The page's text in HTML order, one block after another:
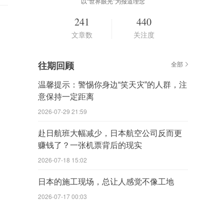
以“世界眼光”为报道理念
241
文章数
440
关注度
往期回顾 全部
温馨提示：警惕你身边“笑天灾”的人群，注
意保持一定距离
2026-07-29 21:59
赴日航班大幅减少，日本航空公司反而更
赚钱了？一张机票背后的现实
2026-07-18 15:02
日本的施工现场，总让人感觉不像工地
2026-07-17 00:03